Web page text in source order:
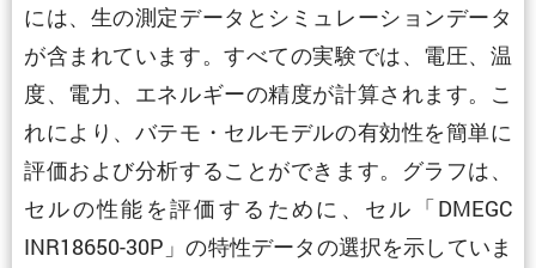
には、生の測定データとシミュレーションデータ
が含まれています。すべての実験では、電圧、温
度、電力、エネルギーの精度が計算されます。こ
れにより、バテモ・セルモデルの有効性を簡単に
評価および分析することができます。グラフは、
セルの性能を評価するために、セル「DMEGC
INR18650-30P」の特性データの選択を示していま